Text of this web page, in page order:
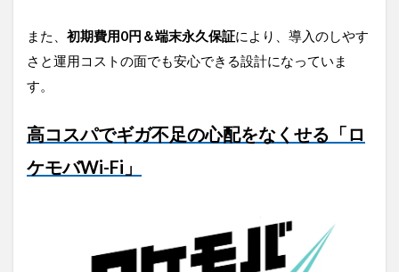
また、 初期費用0円＆端末永久保証により、導入のしやす
さと運用コストの面でも安心できる設計になっていま
す。
高コスパでギガ不足の心配をなくせる「ロ
ケモバWi-Fi」